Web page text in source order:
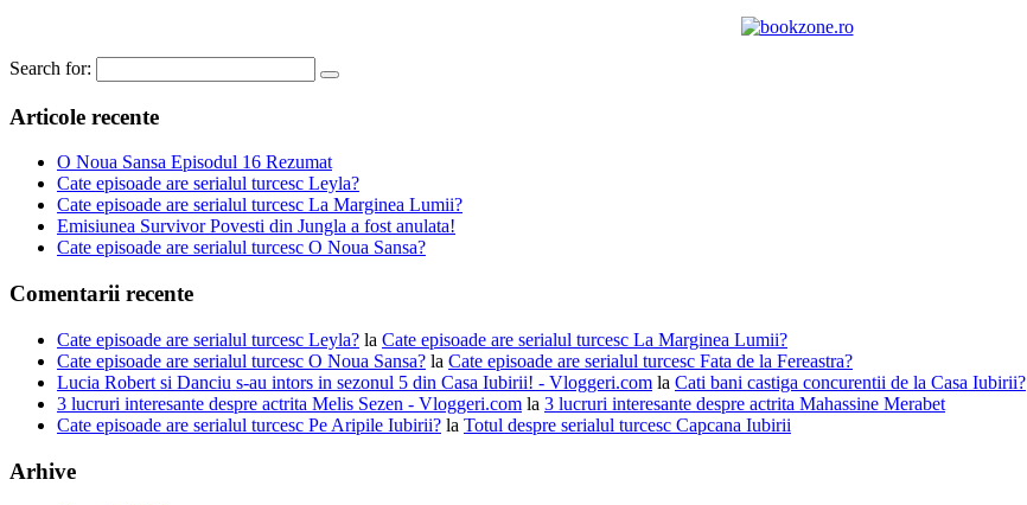
Search for:
Articole recente
O Noua Sansa Episodul 16 Rezumat
Cate episoade are serialul turcesc Leyla?
Cate episoade are serialul turcesc La Marginea Lumii?
Emisiunea Survivor Povesti din Jungla a fost anulata!
Cate episoade are serialul turcesc O Noua Sansa?
Comentarii recente
Cate episoade are serialul turcesc Leyla? la Cate episoade are serialul turcesc La Marginea Lumii?
Cate episoade are serialul turcesc O Noua Sansa? la Cate episoade are serialul turcesc Fata de la Fereastra?
Lucia Robert si Danciu s-au intors in sezonul 5 din Casa Iubirii! - Vloggeri.com la Cati bani castiga concurentii de la Casa Iubirii?
3 lucruri interesante despre actrita Melis Sezen - Vloggeri.com la 3 lucruri interesante despre actrita Mahassine Merabet
Cate episoade are serialul turcesc Pe Aripile Iubirii? la Totul despre serialul turcesc Capcana Iubirii
Arhive